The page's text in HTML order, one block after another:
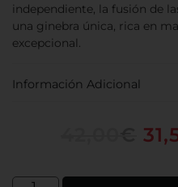
independiente, la fusión de
una ginebra única, rica en
excepcional.
Información Adicional